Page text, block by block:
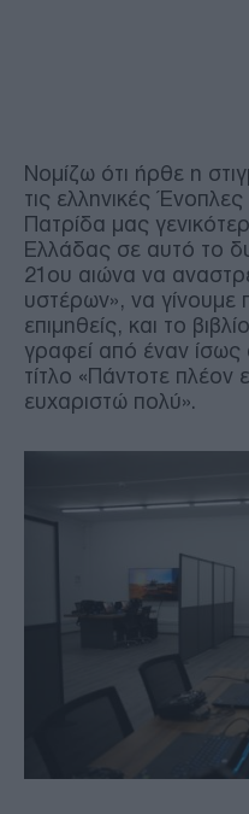
Νομίζω ότι ήρθε η
τις ελληνικές
Πατρίδα μας
Ελλάδας σε αυτό το
21ου αιώνα να
υστέρων», να γίνουμε
επιμηθείς, και το
γραφεί από έναν ίσως
τίτλο «Πάντοτε
ευχαριστώ πολύ».